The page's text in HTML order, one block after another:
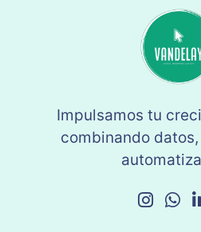
Impulsamos tu
combinando